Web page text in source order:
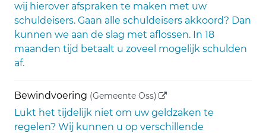
wij hierover afspraken te maken met uw
schuldeisers. Gaan alle schuldeisers akkoord? Dan
kunnen we aan de slag met aflossen. In 18
maanden tijd betaalt u zoveel mogelijk schulden
af.
Bewindvoering (Gemeente Oss) (externe link)
Lukt het tijdelijk niet om uw geldzaken te
regelen? Wij kunnen u op verschillende